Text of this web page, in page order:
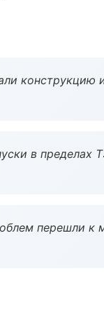
конструкцию
в пределах
перешли к